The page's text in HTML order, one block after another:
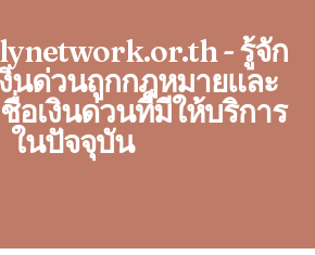
- รู้จัก
นด่วนถูกกฎหมายและ
อเงินด่วนที่มีให้บริการ
ในปัจจุบัน